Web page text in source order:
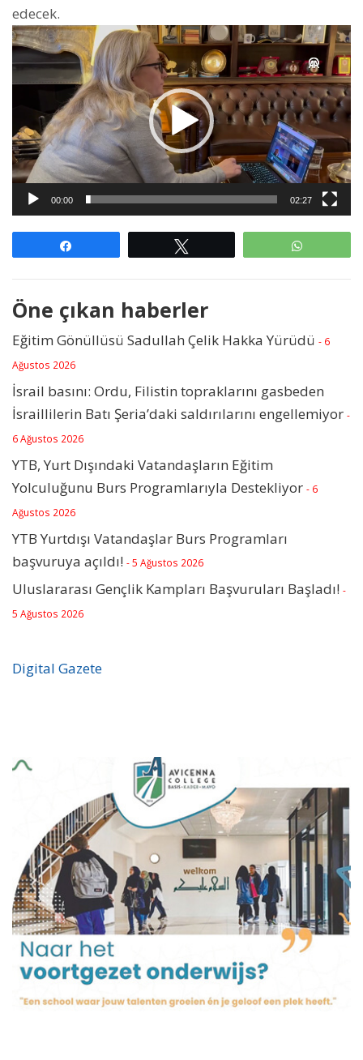
edecek.
Video
oynatıcı
00:00 02:27
Öne çıkan haberler
Eğitim Gönüllüsü Sadullah Çelik Hakka Yürüdü - 6
Ağustos 2026
İsrail basını: Ordu, Filistin topraklarını gasbeden
İsraillilerin Batı Şeria’daki saldırılarını engellemiyor -
6 Ağustos 2026
YTB, Yurt Dışındaki Vatandaşların Eğitim
Yolculuğunu Burs Programlarıyla Destekliyor - 6
Ağustos 2026
YTB Yurtdışı Vatandaşlar Burs Programları
başvuruya açıldı! - 5 Ağustos 2026
Uluslararası Gençlik Kampları Başvuruları Başladı! -
5 Ağustos 2026
Digital Gazete